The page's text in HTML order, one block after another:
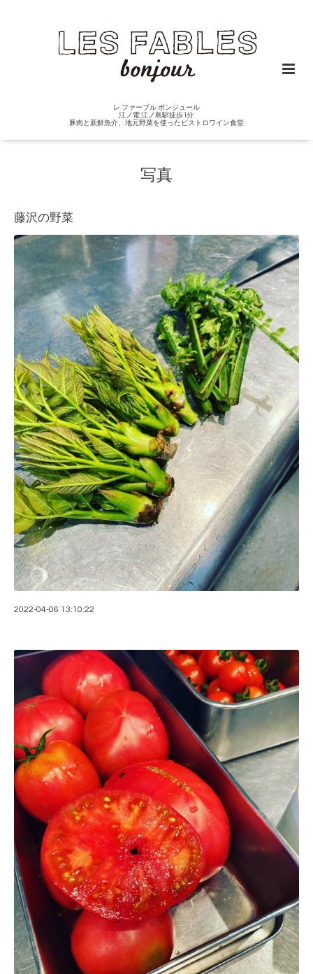
レ ファーブル ボンジュール
江ノ電 江ノ島駅徒歩1分
豚肉と新鮮魚介、地元野菜を使ったビストロワイン食堂
写真
藤沢の野菜
2022-04-06 13:10:22